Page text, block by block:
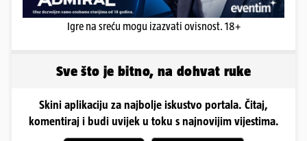
Igre na sreću mogu izazvati ovisnost. 18+
Sve što je bitno, na dohvat ruke
Skini aplikaciju za najbolje iskustvo portala. Čitaj,
komentiraj i budi uvijek u toku s najnovijim vijestima.